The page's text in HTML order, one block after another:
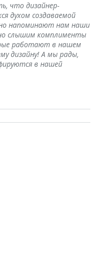
что дизайнер-
духом создаваемой
напоминают нам наши
слышим комплименты
работают в нашем
дизайну! А мы рады,
в нашей